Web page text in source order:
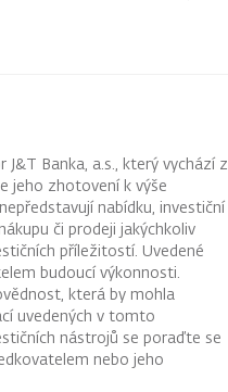
Banka, a.s., který vychází z
jeho zhotovení k výše
nabídku, investiční
či prodeji jakýchkoliv
příležitostí. Uvedené
budoucí výkonnosti.
která by mohla
uvedených v tomto
nástrojů se poraďte se
nebo jeho